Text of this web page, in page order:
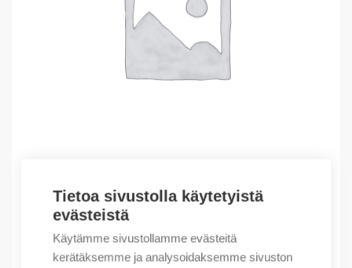
Tietoa sivustolla käytetyistä
evästeistä
Käytämme sivustollamme evästeitä
kerätäksemme ja analysoidaksemme sivuston
Outlet – Erikoishinnat
(X) EaS device
523,96€/ myyntierä